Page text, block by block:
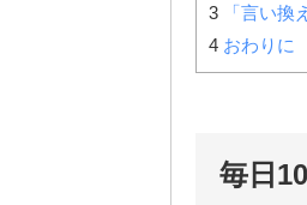
3 「言い換
4 おわりに
毎日